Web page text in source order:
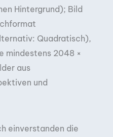
Hintergrund); Bild
Quadratisch),
mindestens 2048 ×
aus
und
einverstanden die